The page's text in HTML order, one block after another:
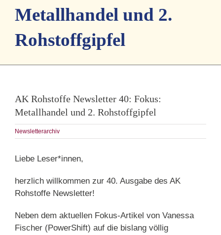
Metallhandel und 2.
Rohstoffgipfel
AK Rohstoffe Newsletter 40: Fokus:
Metallhandel und 2. Rohstoffgipfel
Newsletterarchiv
Liebe Leser*innen,
herzlich willkommen zur 40. Ausgabe des AK
Rohstoffe Newsletter!
Neben dem aktuellen Fokus-Artikel von Vanessa
Fischer (PowerShift) auf die bislang völlig